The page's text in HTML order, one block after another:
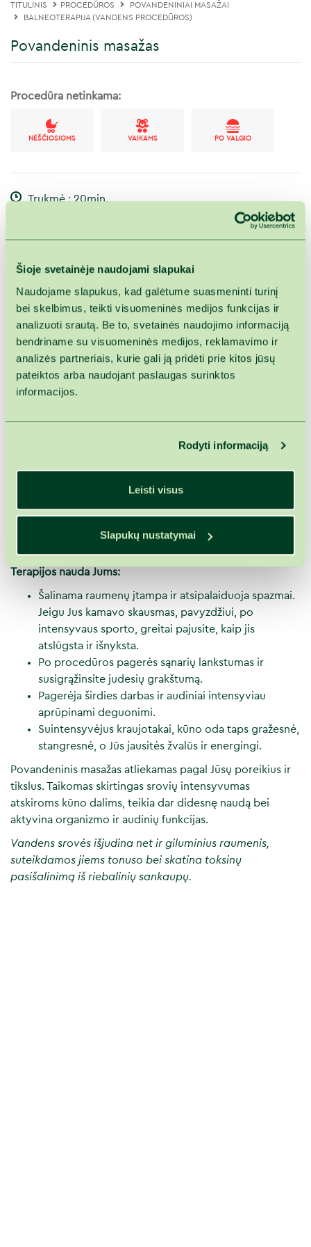
Šioje svetainėje naudojami slapukai
Naudojame slapukus, kad galėtume suasmeninti turinį
bei skelbimus, teikti visuomeninės medijos funkcijas ir
analizuoti srautą. Be to, svetainės naudojimo informaciją
bendriname su visuomeninės medijos, reklamavimo ir
analizės partneriais, kurie gali ją pridėti prie kitos jūsų
pateiktos arba naudojant paslaugas surinktos
informacijos.
Rodyti informaciją
Leisti visus
Slapukų nustatymai
TITULINIS PROCEDŪROS
POVANDENINIAI MASAŽAI
BALNEOTERAPIJA (VANDENS PROCEDŪROS)
Povandeninis masažas
Procedūra netinkama:
NĖŠČIOSIOMS VAIKAMS PO VALGIO
Trukmė : 20min.
Ar žinojote, kad povandeninis masažas turi kur kas
intensyvesnį poveikį nei įprastinis? Kūnui panirus į
maloniai šiltą vandenį, greičiau atsipalaiduoja raumenys ir
nervų sistema. Palaima akimirksniu užlieja visą kūną, todėl
masažinė vandens srovė greičiau išjudina kraujotaką ir
limfinę sistemą.
Malonumo patirsite dvigubai daugiau, nes kūnas panirs
tarsi į nesvarumo būseną ir tuo pat metu su vandens
srovėmis bus atliekami pagrindiniai masažiniai judesiai.
Būnant vandenyje pagilėja įkvėpimas ir palengvėja
sveikatos stiprinimas. Procedūra padeda šalinti traumų
pasekmes, harmonizuoja nervų sistemą, gerina medžiagų
apykaitą ir kraujo apytaką.
Povandeninis masažas atliekamas vonioje, kurioje Jūsų
Terapijos nauda Jums:
Šalinama raumenų įtampa ir atsipalaiduoja spazmai.
Jeigu Jus kamavo skausmas, pavyzdžiui, po
intensyvaus sporto, greitai pajusite, kaip jis
atslūgsta ir išnyksta.
Po procedūros pagerės sąnarių lankstumas ir
susigrąžinsite judesių grakštumą.
Pagerėja širdies darbas ir audiniai intensyviau
aprūpinami deguonimi.
Suintensyvėjus kraujotakai, kūno oda taps gražesnė,
stangresnė, o Jūs jausitės žvalūs ir energingi.
Povandeninis masažas atliekamas pagal Jūsų poreikius ir
tikslus. Taikomas skirtingas srovių intensyvumas
atskiroms kūno dalims, teikia dar didesnę naudą bei
aktyvina organizmo ir audinių funkcijas.
Vandens srovės išjudina net ir giluminius raumenis,
suteikdamos jiems tonuso bei skatina toksinų
pasišalinimą iš riebalinių sankaupų.